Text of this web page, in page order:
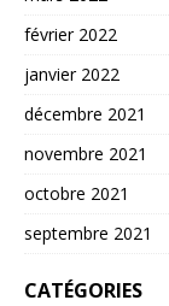
février 2022
janvier 2022
décembre 2021
novembre 2021
octobre 2021
septembre 2021
CATÉGORIES